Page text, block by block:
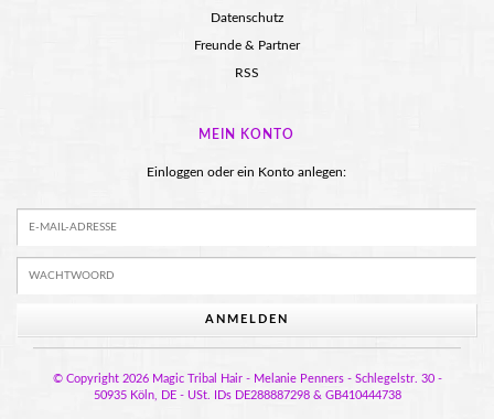
Datenschutz
Freunde & Partner
RSS
MEIN KONTO
Einloggen oder ein Konto anlegen:
ANMELDEN
© Copyright 2026 Magic Tribal Hair - Melanie Penners - Schlegelstr. 30 -
50935 Köln, DE - USt. IDs DE288887298 & GB410444738